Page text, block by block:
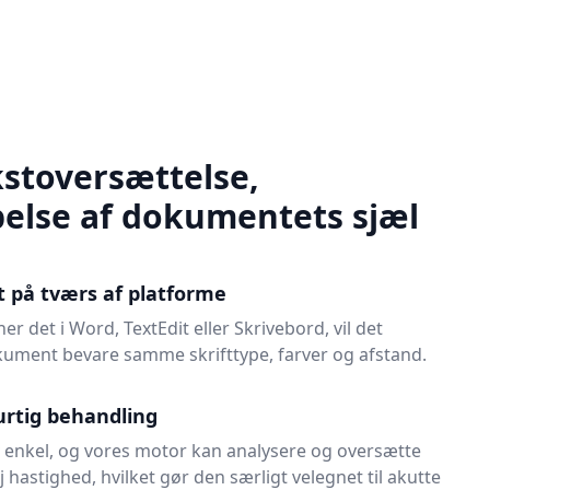
af dokumentets sjæl
på tværs af platforme
det i Word, TextEdit eller Skrivebord, vil det
bevare samme skrifttype, farver og afstand.
behandling
enkel, og vores motor kan analysere og oversætte
hastighed, hvilket gør den særligt velegnet til akutte